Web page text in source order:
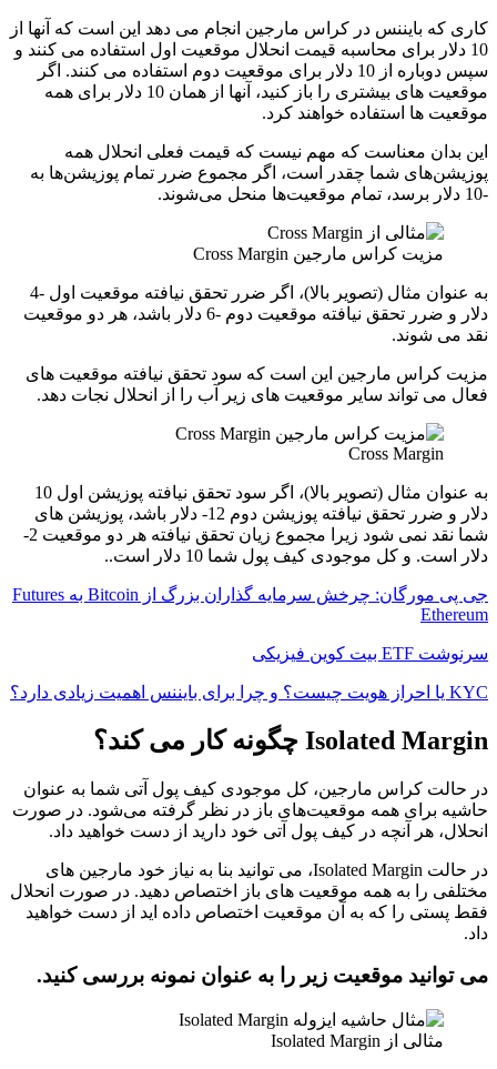
کاری که بایننس در کراس مارجین انجام می دهد این است که آنها از
10 دلار برای محاسبه قیمت انحلال موقعیت اول استفاده می کنند و
سپس دوباره از 10 دلار برای موقعیت دوم استفاده می کنند. اگر
موقعیت های بیشتری را باز کنید، آنها از همان 10 دلار برای همه
موقعیت ها استفاده خواهند کرد.
این بدان معناست که مهم نیست که قیمت فعلی انحلال همه
پوزیشن‌های شما چقدر است، اگر مجموع ضرر تمام پوزیشن‌ها به
-10 دلار برسد، تمام موقعیت‌ها منحل می‌شوند.
مزیت کراس مارجین Cross Margin
به عنوان مثال (تصویر بالا)، اگر ضرر تحقق نیافته موقعیت اول -4
دلار و ضرر تحقق نیافته موقعیت دوم -6 دلار باشد، هر دو موقعیت
نقد می شوند.
مزیت کراس مارجین این است که سود تحقق نیافته موقعیت های
فعال می تواند سایر موقعیت های زیر آب را از انحلال نجات دهد.
Cross Margin
به عنوان مثال (تصویر بالا)، اگر سود تحقق نیافته پوزیشن اول 10
دلار و ضرر تحقق نیافته پوزیشن دوم 12- دلار باشد، پوزیشن های
شما نقد نمی شود زیرا مجموع زیان تحقق نیافته هر دو موقعیت 2-
دلار است. و کل موجودی کیف پول شما 10 دلار است..
جی پی مورگان: چرخش سرمایه گذاران بزرگ از Bitcoin به Futures
Ethereum
سرنوشت ETF بیت کوین فیزیکی
KYC یا احراز هویت چیست؟ و چرا برای بایننس اهمیت زیادی دارد؟
Isolated Margin چگونه کار می کند؟
در حالت کراس مارجین، کل موجودی کیف پول آتی شما به عنوان
حاشیه برای همه موقعیت‌های باز در نظر گرفته می‌شود. در صورت
انحلال، هر آنچه در کیف پول آتی خود دارید از دست خواهید داد.
در حالت Isolated Margin، می توانید بنا به نیاز خود مارجین های
مختلفی را به همه موقعیت های باز اختصاص دهید. در صورت انحلال
فقط پستی را که به آن موقعیت اختصاص داده اید از دست خواهید
داد.
می توانید موقعیت زیر را به عنوان نمونه بررسی کنید.
مثالی از Isolated Margin